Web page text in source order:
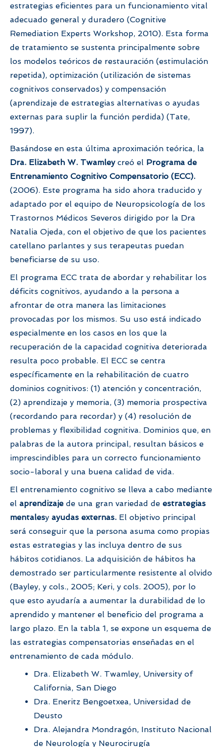
estrategias eficientes para un funcionamiento vital
adecuado general y duradero (Cognitive
Remediation Experts Workshop, 2010). Esta forma
de tratamiento se sustenta principalmente sobre
los modelos teóricos de restauración (estimulación
repetida), optimización (utilización de sistemas
cognitivos conservados) y compensación
(aprendizaje de estrategias alternativas o ayudas
externas para suplir la función perdida) (Tate,
1997).
Basándose en esta última aproximación teórica, la
Dra. Elizabeth W. Twamley creó el Programa de
Entrenamiento Cognitivo Compensatorio (ECC).
(2006). Este programa ha sido ahora traducido y
adaptado por el equipo de Neuropsicología de los
Trastornos Médicos Severos dirigido por la Dra
Natalia Ojeda, con el objetivo de que los pacientes
catellano parlantes y sus terapeutas puedan
beneficiarse de su uso.
El programa ECC trata de abordar y rehabilitar los
déficits cognitivos, ayudando a la persona a
afrontar de otra manera las limitaciones
provocadas por los mismos. Su uso está indicado
especialmente en los casos en los que la
recuperación de la capacidad cognitiva deteriorada
resulta poco probable. El ECC se centra
específicamente en la rehabilitación de cuatro
dominios cognitivos: (1) atención y concentración,
(2) aprendizaje y memoria, (3) memoria prospectiva
(recordando para recordar) y (4) resolución de
problemas y flexibilidad cognitiva. Dominios que, en
palabras de la autora principal, resultan básicos e
imprescindibles para un correcto funcionamiento
socio-laboral y una buena calidad de vida.
El entrenamiento cognitivo se lleva a cabo mediante
el aprendizaje de una gran variedad de estrategias
mentalesy ayudas externas. El objetivo principal
será conseguir que la persona asuma como propias
estas estrategias y las incluya dentro de sus
hábitos cotidianos. La adquisición de hábitos ha
demostrado ser particularmente resistente al olvido
(Bayley, y cols., 2005; Keri, y cols. 2005), por lo
que esto ayudaría a aumentar la durabilidad de lo
aprendido y mantener el beneficio del programa a
largo plazo. En la tabla 1, se expone un esquema de
las estrategias compensatorias enseñadas en el
entrenamiento de cada módulo.
Dra. Elizabeth W. Twamley, University of
California, San Diego
Dra. Eneritz Bengoetxea, Universidad de
Deusto
Dra. Alejandra Mondragón, Instituto Nacional
de Neurología y Neurocirugía